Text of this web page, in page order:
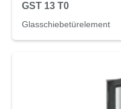
GST 13 T0
Glasschiebetürelement